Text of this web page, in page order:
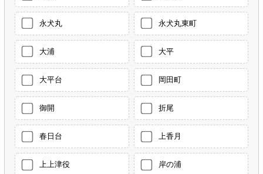
永犬丸 永犬丸東町
大浦 大平
大平台 岡田町
御開 折尾
春日台 上香月
上上津役 岸の浦